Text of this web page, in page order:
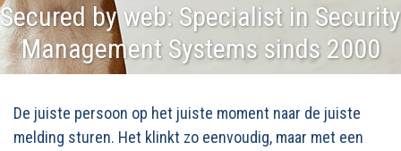
Secured by web: Specialist in Security
Management Systems sinds 2000
De juiste persoon op het juiste moment naar de juiste
melding sturen. Het klinkt zo eenvoudig, maar met een